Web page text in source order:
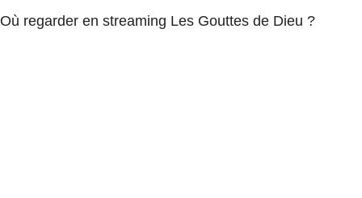
Où regarder en streaming Les Gouttes de Dieu ?